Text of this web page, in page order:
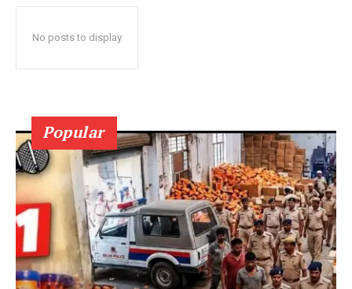
No posts to display
Popular